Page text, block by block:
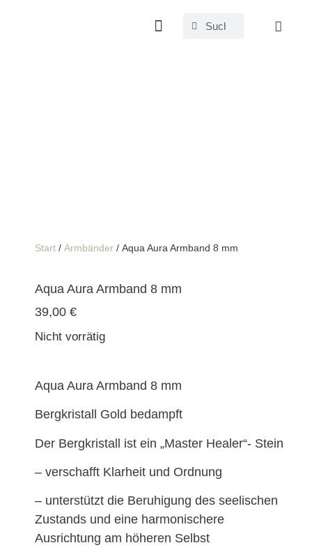
Start / Armbänder / Aqua Aura Armband 8 mm
Aqua Aura Armband 8 mm
39,00 €
Nicht vorrätig
Aqua Aura Armband 8 mm
Bergkristall Gold bedampft
Der Bergkristall ist ein „Master Healer“- Stein
– verschafft Klarheit und Ordnung
– unterstützt die Beruhigung des seelischen
Zustands und eine harmonischere
Ausrichtung am höheren Selbst